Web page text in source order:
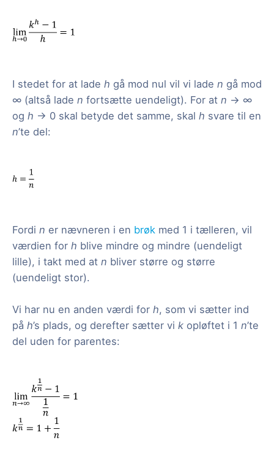
I stedet for at lade h gå mod nul vil vi lade n gå mod
∞ (altså lade n fortsætte uendeligt). For at n → ∞
og h → 0 skal betyde det samme, skal h svare til en
n’te del:
Fordi n er nævneren i en brøk med 1 i tælleren, vil
værdien for h blive mindre og mindre (uendeligt
lille), i takt med at n bliver større og større
(uendeligt stor).
Vi har nu en anden værdi for h, som vi sætter ind
på h’s plads, og derefter sætter vi k opløftet i 1 n’te
del uden for parentes: